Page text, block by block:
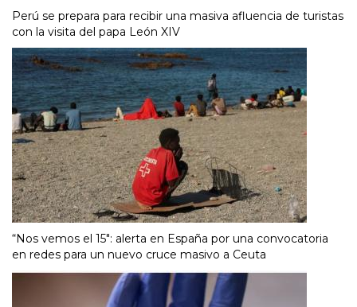
Perú se prepara para recibir una masiva afluencia de turistas
con la visita del papa León XIV
“Nos vemos el 15″: alerta en España por una convocatoria
en redes para un nuevo cruce masivo a Ceuta